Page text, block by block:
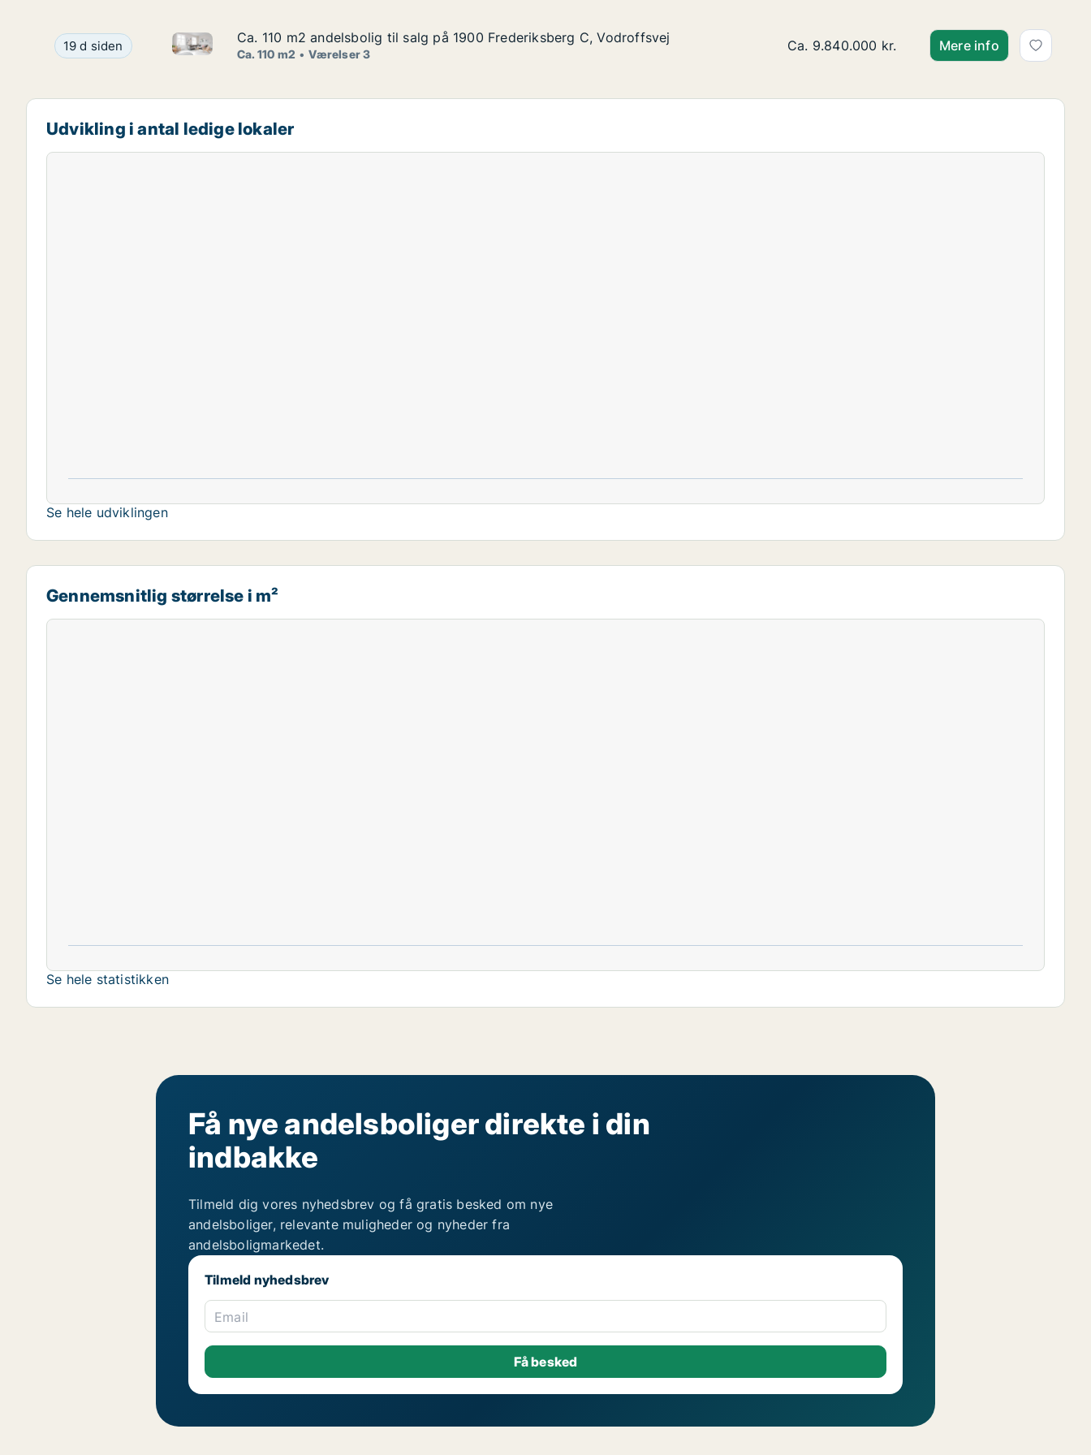
Ca. 110 m2 andelsbolig til salg på 1900 Frederiksberg C, Vodroffsvej
19 d siden Ca. 110 m2 andelsbolig til salg på 1900 Frederiksberg C, Vodroffsvej
Ca. 110 m2 andelsbolig til salg på 1900 Frederiksberg C, Vodroffsvej
Ca. 110 m2 andelsbolig til salg på 1900 Frederiksberg C, Vodroffsvej
Ca. 110 m2 Værelser 3
Ca. 110 m2 andelsbolig til salg på 1900
Ca. 9.840.000 kr. Mere info
Udvikling i antal ledige lokaler
Se hele udviklingen
Gennemsnitlig størrelse i m²
Se hele statistikken
Få nye andelsboliger direkte i din
indbakke
Tilmeld dig vores nyhedsbrev og få gratis besked om nye
andelsboliger, relevante muligheder og nyheder fra
andelsboligmarkedet.
Tilmeld nyhedsbrev
Email